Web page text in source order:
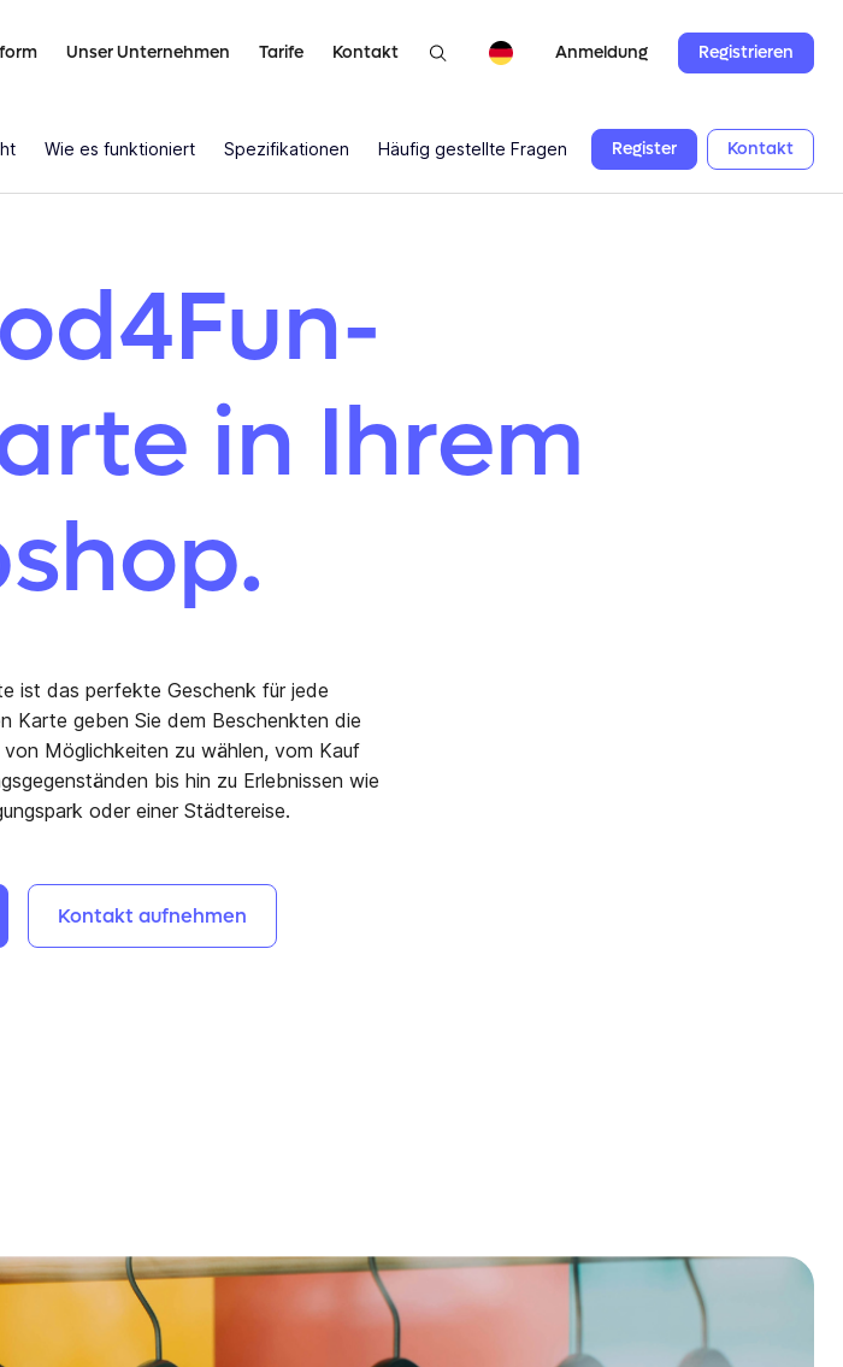
Unser Unternehmen Tarife Kontakt Anmeldung Registrieren
Wie es funktioniert Spezifikationen Häufig gestellte Fragen Register Kontakt
in Ihrem
ist das perfekte Geschenk für jede
Karte geben Sie dem Beschenkten die
Möglichkeiten zu wählen, vom Kauf
bis hin zu Erlebnissen wie
oder einer Städtereise.
Kontakt aufnehmen